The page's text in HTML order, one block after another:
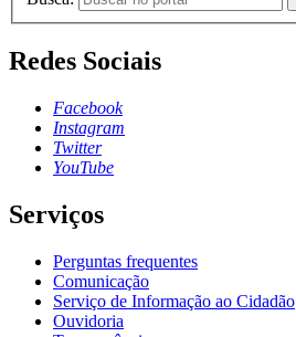
Redes Sociais
Facebook
Instagram
Twitter
YouTube
Serviços
Perguntas frequentes
Comunicação
Serviço de Informação ao Cidadão
Ouvidoria